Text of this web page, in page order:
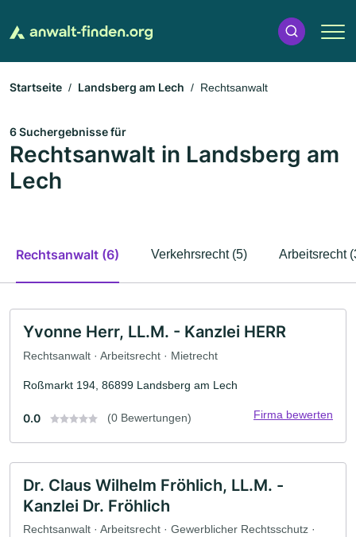
Startseite Landsberg am Lech Rechtsanwalt
6 Suchergebnisse für
Rechtsanwalt in Landsberg am
Lech
Rechtsanwalt (6) Verkehrsrecht (5) Arbeitsrecht
Yvonne Herr, LL.M. - Kanzlei HERR
Rechtsanwalt · Arbeitsrecht · Mietrecht
Roßmarkt 194, 86899 Landsberg am Lech
0.0 (0 Bewertungen) Firma bewerten
Dr. Claus Wilhelm Fröhlich, LL.M. -
Kanzlei Dr. Fröhlich
Rechtsanwalt · Arbeitsrecht · Gewerblicher Rechtsschutz ·